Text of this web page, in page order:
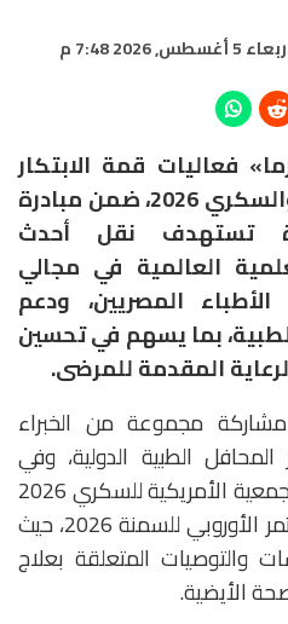
أغسطس, 2026 7:48 م
فعاليات قمة الابتكار
الأولى في علاج السمنة والسكري 2026، ضمن مبادرة
تستهدف نقل أحدث
العالمية في مجالي
المصريين، ودعم
بما يسهم في تحسين
المقدمة للمرضى.
مجموعة من الخبراء
الطبية الدولية، وفي
مقدمتها المؤتمر السنوي للجمعية الأمريكية للسكري 2026
في الولايات المتحدة، والمؤتمر الأوروبي للسمنة 2026، حيث
والتوصيات المتعلقة بعلاج
الأيضية.